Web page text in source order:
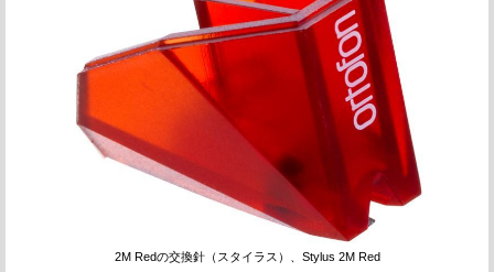
2M Redの交換針（スタイラス）、Stylus 2M Red